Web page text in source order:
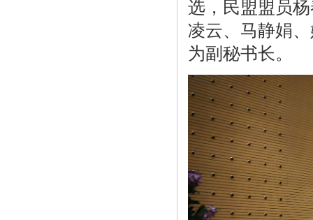
选，民盟盟员
凌云、马静娟
为副秘书长。